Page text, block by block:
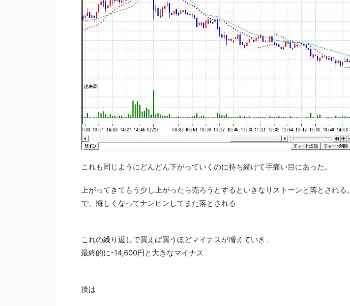
これも同じようにどんどん下がっていくのに持ち続けて手痛い目にあった。
上がってきてもう少し上がったら売ろうとするといきなりストーンと落とされる。
で、悔しくなってナンピンしてまた落とされる
これの繰り返しで買えば買うほどマイナスが増えていき、
最終的に-14,600円と大きなマイナス
後は